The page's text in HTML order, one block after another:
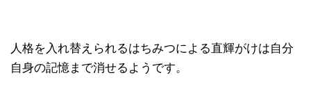
人格を入れ替えられるはちみつによる直輝がけは自分
自身の記憶まで消せるようです。